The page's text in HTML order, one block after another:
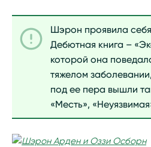
Шэрон проявила
Дебютная книга –
которой она
тяжелом
под ее пера вышли
«Месть»,